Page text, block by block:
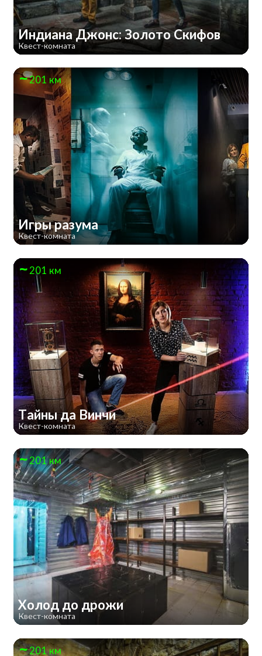
Индиана Джонс: Золото Скифов
Квест-комната
201 км
Игры разума
Квест-комната
201 км
Тайны да Винчи
Квест-комната
201 км
Холод до дрожи
Квест-комната
201 км